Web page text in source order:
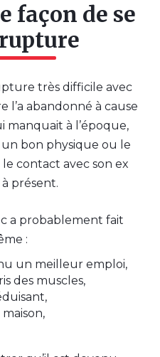
façon de se
très difficile avec
l’a abandonné à cause
à l’époque,
bon physique ou le
contact avec son ex
présent.
a probablement fait
:
un meilleur emploi,
des muscles,